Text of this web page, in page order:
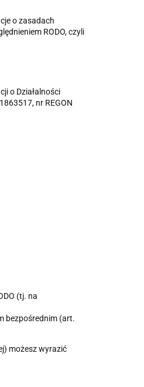
o zasadach
RODO, czyli
o Działalności
nr REGON
(tj. na
bezpośrednim (art.
możesz wyrazić